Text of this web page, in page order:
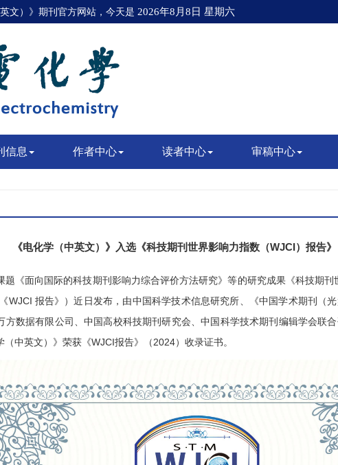
文）》期刊官方网站，今天是 2026年8月8日 星期六
信息 作者中心 读者中心 审稿中心
《电化学（中英文）》入选《科技期刊世界影响力指数（WJCI）报告》
题《面向国际的科技期刊影响力综合评价方法研究》等的研究成果《科技期刊
WJCI 报告》）近日发布，由中国科学技术信息研究所、《中国学术期刊（光
方数据有限公司、中国高校科技期刊研究会、中国科学技术期刊编辑学会联
（中英文）》荣获 《WJCI报告》 （2024）收录证书。